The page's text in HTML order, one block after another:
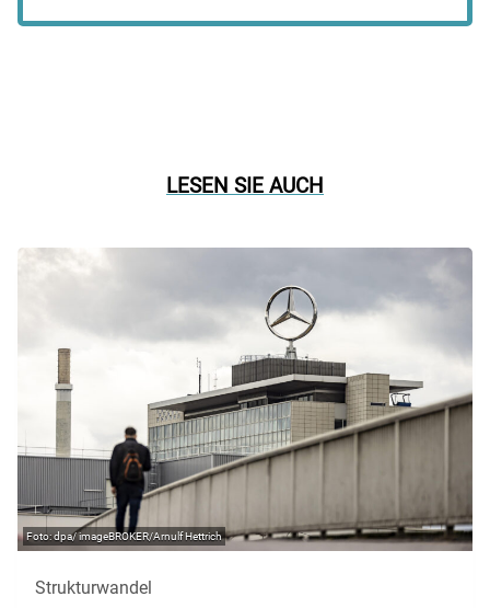
LESEN SIE AUCH
dpa/ imageBROKER/Arnulf Hettrich
Strukturwandel